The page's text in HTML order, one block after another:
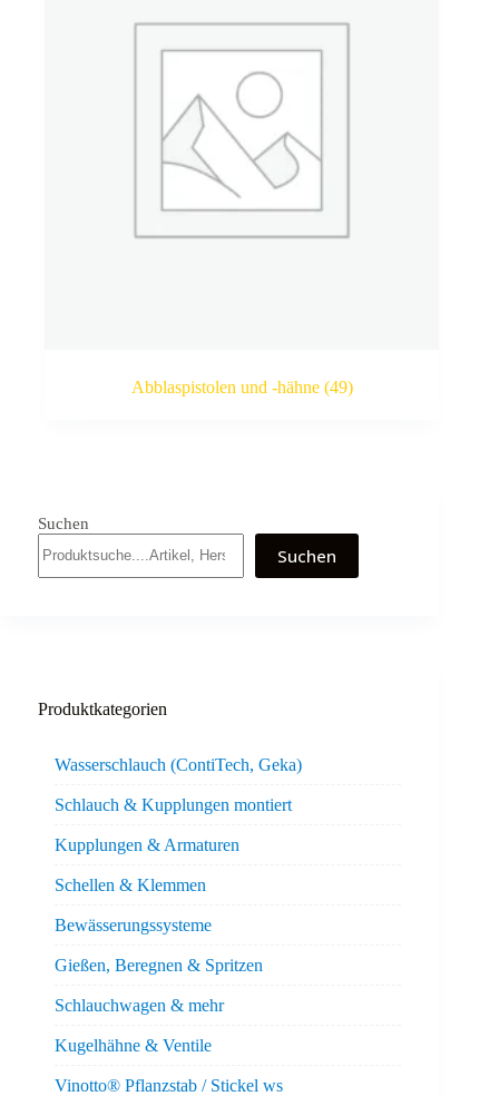
Abblaspistolen und -hähne (49)
Suchen
Suchen
Produktkategorien
Wasserschlauch (ContiTech, Geka)
Schlauch & Kupplungen montiert
Kupplungen & Armaturen
Schellen & Klemmen
Bewässerungssysteme
Gießen, Beregnen & Spritzen
Schlauchwagen & mehr
Kugelhähne & Ventile
Vinotto® Pflanzstab / Stickel ws